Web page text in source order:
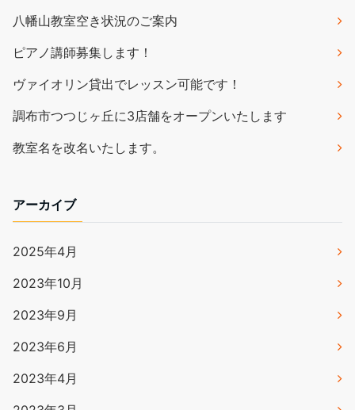
八幡山教室空き状況のご案内
ピアノ講師募集します！
ヴァイオリン貸出でレッスン可能です！
調布市つつじヶ丘に3店舗をオープンいたします
教室名を改名いたします。
アーカイブ
2025年4月
2023年10月
2023年9月
2023年6月
2023年4月